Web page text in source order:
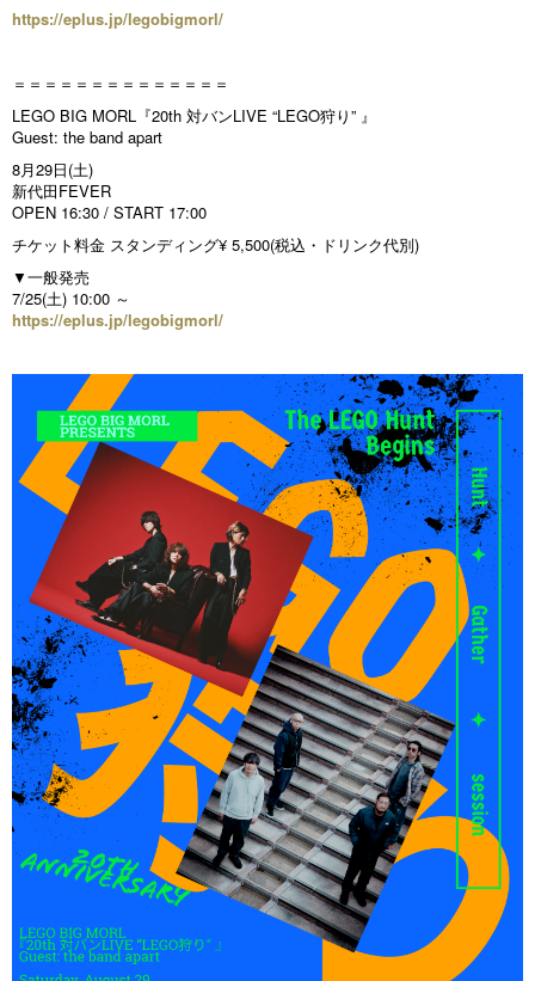
https://eplus.jp/legobigmorl/
＝＝＝＝＝＝＝＝＝＝＝＝＝＝
LEGO BIG MORL『20th 対バンLIVE “LEGO狩り” 』
Guest: the band apart
8月29日(土)
新代田FEVER
OPEN 16:30 / START 17:00
チケット料金 スタンディング¥ 5,500(税込・ドリンク代別)
▼一般発売
7/25(土) 10:00 ～
https://eplus.jp/legobigmorl/